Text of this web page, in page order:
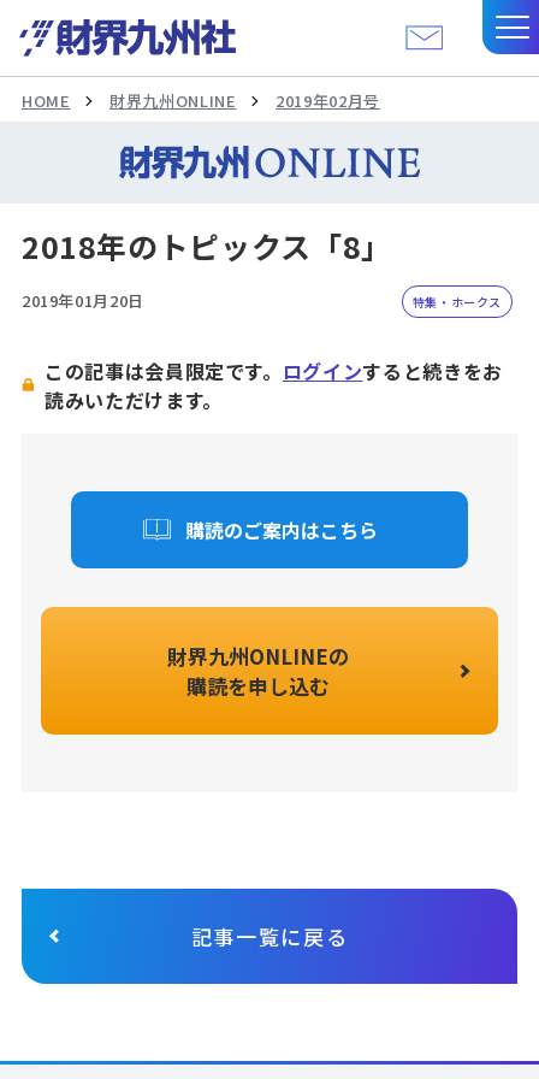
HOME 財界九州ONLINE 2019年02月号
2018年のトピックス「8」
2019年01月20日 特集・ホークス
この記事は会員限定です。 ログインすると続きをお
読みいただけます。
購読のご案内はこちら
財界九州ONLINEの
購読を申し込む
記事一覧に戻る